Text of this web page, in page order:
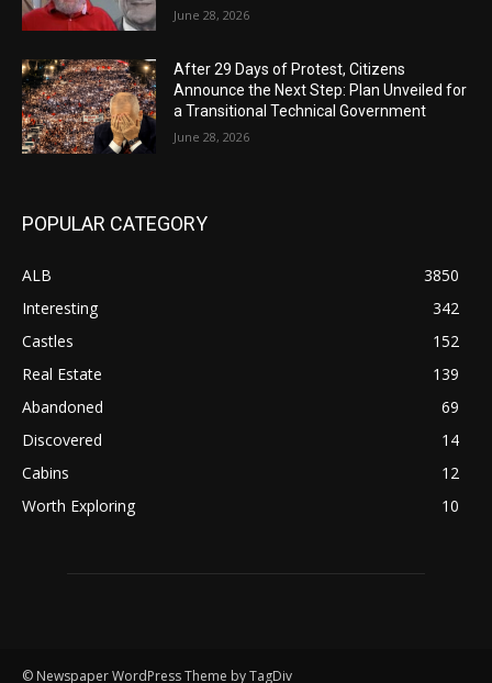
June 28, 2026
After 29 Days of Protest, Citizens
Announce the Next Step: Plan Unveiled for
a Transitional Technical Government
June 28, 2026
POPULAR CATEGORY
ALB
3850
Interesting
342
Castles
152
Real Estate
139
Abandoned
69
Discovered
14
Cabins
12
Worth Exploring
10
© Newspaper WordPress Theme by TagDiv